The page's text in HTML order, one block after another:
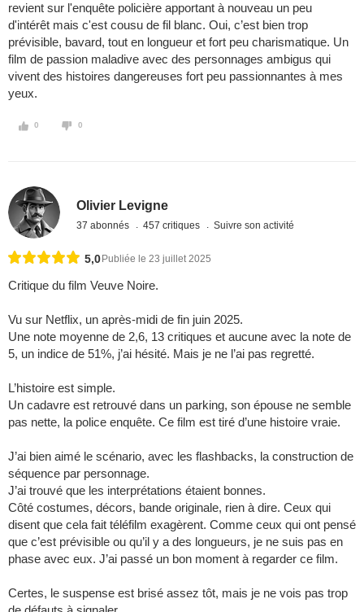
revient sur l'enquête policière apportant à nouveau un peu
d'intérêt mais c'est cousu de fil blanc. Oui, c’est bien trop
prévisible, bavard, tout en longueur et fort peu charismatique. Un
film de passion maladive avec des personnages ambigus qui
vivent des histoires dangereuses fort peu passionnantes à mes
yeux.
0 0
Olivier Levigne
37 abonnés 457 critiques Suivre son activité
5,0 Publiée le 23 juillet 2025
Critique du film Veuve Noire.
Vu sur Netflix, un après-midi de fin juin 2025.
Une note moyenne de 2,6, 13 critiques et aucune avec la note de
5, un indice de 51%, j’ai hésité. Mais je ne l’ai pas regretté.
L’histoire est simple.
Un cadavre est retrouvé dans un parking, son épouse ne semble
pas nette, la police enquête. Ce film est tiré d’une histoire vraie.
J’ai bien aimé le scénario, avec les flashbacks, la construction de
séquence par personnage.
J’ai trouvé que les interprétations étaient bonnes.
Côté costumes, décors, bande originale, rien à dire. Ceux qui
disent que cela fait téléfilm exagèrent. Comme ceux qui ont pensé
que c’est prévisible ou qu’il y a des longueurs, je ne suis pas en
phase avec eux. J’ai passé un bon moment à regarder ce film.
Certes, le suspense est brisé assez tôt, mais je ne vois pas trop